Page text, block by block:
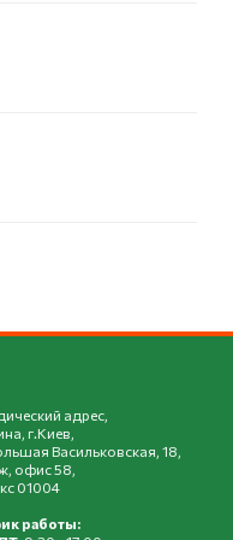
адрес,
г.Киев,
Васильковская, 18,
офис 58,
01004
работы: